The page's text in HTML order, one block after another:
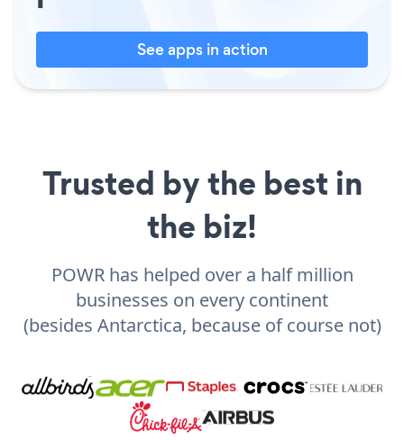
See apps in action
Trusted by the best in
the biz!
POWR has helped over a half million
businesses on every continent
(besides Antarctica, because of course not)